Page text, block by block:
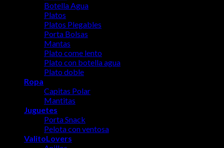
Botella Agua
Platos
Platos Plegables
Porta Bolsas
Mantas
Plato come lento
Plato con botella agua
Plato doble
Ropa
Capitas Polar
Mantitas
Juguetes
Porta Snack
Pelota con ventosa
ValitoLovers